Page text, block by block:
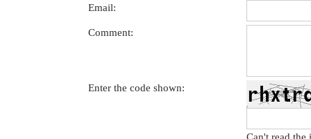
Email:
Comment:
Enter the code shown: